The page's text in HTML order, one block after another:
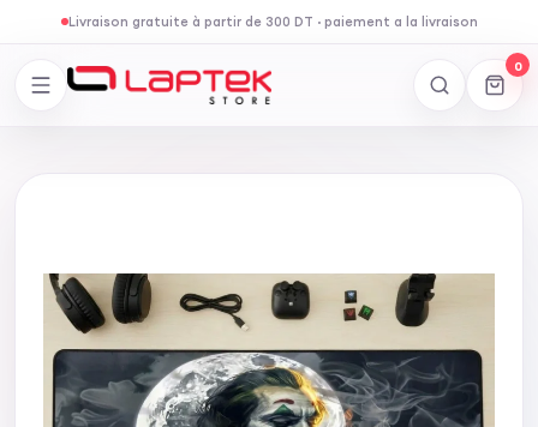
Livraison gratuite à partir de 300 DT ·paiement a la livraison
0